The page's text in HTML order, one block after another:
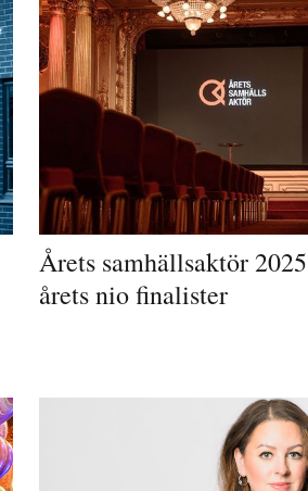
Årets samhällsaktör
årets nio finalister